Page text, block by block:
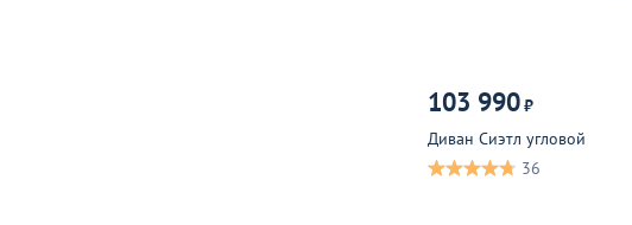
103 990₽
Диван Сиэтл угловой
36